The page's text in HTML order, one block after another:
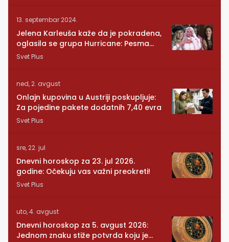
13. septembar 2024.
Jelena Karleuša kaže da je pokradena,
oglasila se grupa Hurricane: Pesma
RUNDE je naša!
Svet Plus
ned, 2. avgust
Onlajn kupovina u Austriji poskupljuje:
Za pojedine pakete dodatnih 7,40 evra
Svet Plus
sre, 22. jul
Dnevni horoskop za 23. jul 2026.
godine: Očekuju vas važni preokreti!
Svet Plus
uto, 4. avgust
Dnevni horoskop za 5. avgust 2026:
Jednom znaku stiže potvrda koju je